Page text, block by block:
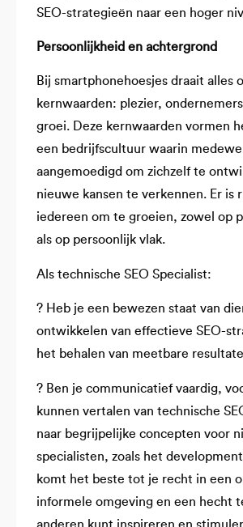
SEO-strategieën naar een hoger
Persoonlijkheid en achtergrond
Bij smartphonehoesjes draait alles
kernwaarden: plezier,
groei. Deze kernwaarden vormen
een bedrijfscultuur waarin
aangemoedigd om zichzelf te
nieuwe kansen te verkennen. Er is
iedereen om te groeien, zowel op
als op persoonlijk vlak.
Als technische SEO Specialist:
? Heb je een bewezen staat van
ontwikkelen van effectieve SEO-
het behalen van meetbare
? Ben je communicatief vaardig,
kunnen vertalen van technische
naar begrijpelijke concepten voor
specialisten, zoals het
komt het beste tot je recht in een
informele omgeving en een hecht
anderen kunt inspireren en